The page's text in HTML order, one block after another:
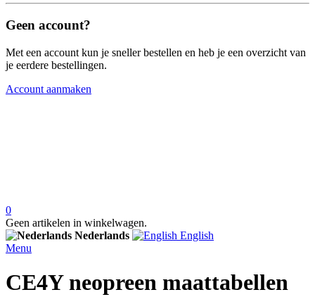
Geen account?
Met een account kun je sneller bestellen en heb je een overzicht van
je eerdere bestellingen.
Account aanmaken
0
Geen artikelen in winkelwagen.
Nederlands
English
Menu
CE4Y neopreen maattabellen